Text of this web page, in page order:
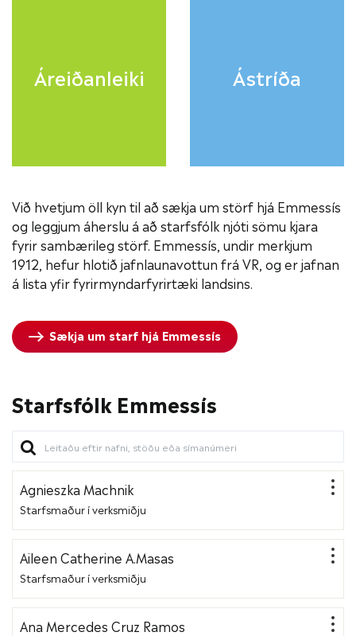
Áreiðanleiki Ástríða
Við hvetjum öll kyn til að sækja um störf hjá Emmessís
og leggjum áherslu á að starfsfólk njóti sömu kjara
fyrir sambærileg störf. Emmessís, undir merkjum
1912, hefur hlotið jafnlaunavottun frá VR, og er jafnan
á lista yfir fyrirmyndarfyrirtæki landsins.
Sækja um starf hjá Emmessís
Starfsfólk Emmessís
Agnieszka Machnik
Starfsmaður í verksmiðju
Aileen Catherine A.Masas
Starfsmaður í verksmiðju
Ana Mercedes Cruz Ramos